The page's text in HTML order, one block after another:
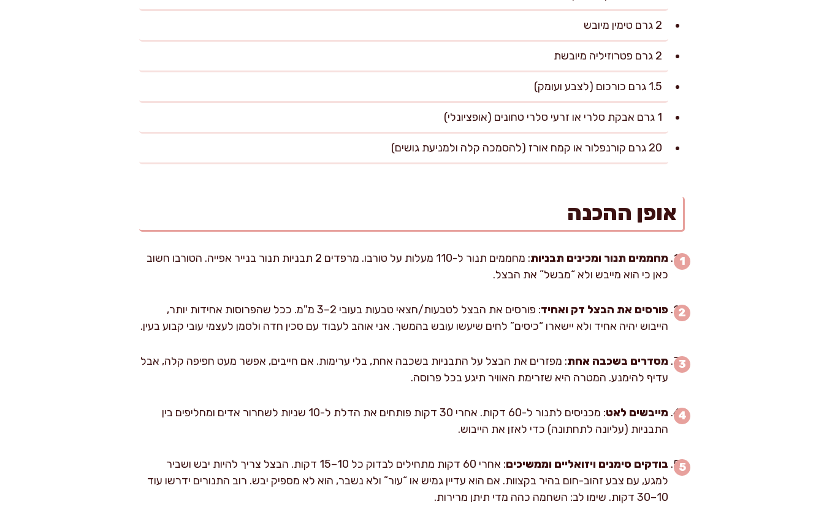
2 גרם טימין מיובש
2 גרם פטרוזיליה מיובשת
1.5 גרם כורכום (לצבע ועומק)
1 גרם אבקת סלרי או זרעי סלרי טחונים (אופציונלי)
20 גרם קורנפלור או קמח אורז (להסמכה קלה ולמניעת גושים)
אופן ההכנה
מחממים תנור ומכינים תבניות
: מחממים תנור ל-110 מעלות על טורבו. מרפדים 2 תבניות תנור בנייר אפייה. הטורבו חשוב
כאן כי הוא מייבש ולא “מבשל” את הבצל.
פורסים את הבצל דק ואחיד
: פורסים את הבצל לטבעות/חצאי טבעות בעובי 2–3 מ"מ. ככל שהפרוסות אחידות יותר,
הייבוש יהיה אחיד ולא יישארו “כיסים” לחים שיעשו עובש בהמשך. אני אוהב לעבוד עם סכין חדה ולסמן לעצמי עובי קבוע בעין.
מסדרים בשכבה אחת: מפזרים את הבצל על התבניות בשכבה אחת, בלי ערימות. אם חייבים, אפשר מעט חפיפה קלה, אבל
עדיף להימנע. המטרה היא שזרימת האוויר תיגע בכל פרוסה.
מייבשים לאט
: מכניסים לתנור ל-60 דקות. אחרי 30 דקות פותחים את הדלת ל-10 שניות לשחרור אדים ומחליפים בין
התבניות (עליונה לתחתונה) כדי לאזן את הייבוש.
בודקים סימנים ויזואליים וממשיכים
: אחרי 60 דקות מתחילים לבדוק כל 10–15 דקות. הבצל צריך להיות יבש ושביר
למגע, עם צבע זהוב-חום בהיר בקצוות. אם הוא עדיין גמיש או “עור” ולא נשבר, הוא לא מספיק יבש. רוב התנורים ידרשו עוד
10–30 דקות. שימו לב: השחמה כהה מדי תיתן מרירות.